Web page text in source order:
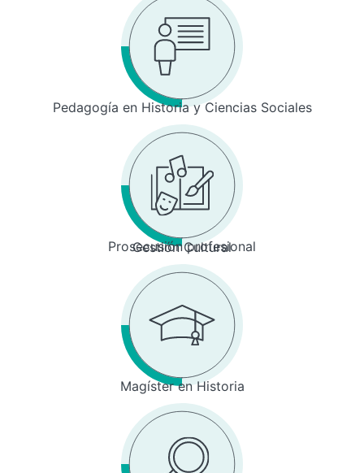
Pedagogía en Historia y Ciencias Sociales
Prosecusión profesional
Gestión Cultural
Magíster en Historia